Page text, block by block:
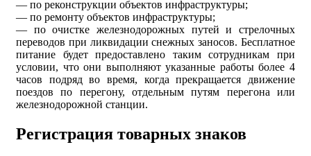
— по реконструкции объектов инфраструктуры;
— по ремонту объектов инфраструктуры;
— по очистке железнодорожных путей и стрелочных
переводов при ликвидации снежных заносов. Бесплатное
питание будет предоставлено таким сотрудникам при
условии, что они выполняют указанные работы более 4
часов подряд во время, когда прекращается движение
поездов по перегону, отдельным путям перегона или
железнодорожной станции.
Регистрация товарных знаков